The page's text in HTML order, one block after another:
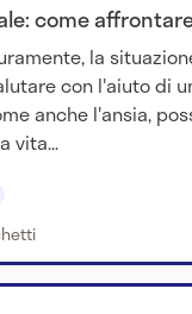
come
la
con l'aiuto di
anche l'ansia,
vita...